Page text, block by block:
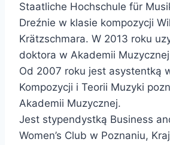
Staatliche Hochschule für
Dreźnie w klasie kompozycji
Krätzschmara. W 2013 roku
doktora w Akademii Muzycznej
Od 2007 roku jest asystentką
Kompozycji i Teorii Muzyki
Akademii Muzycznej.
Jest stypendystką Business
Women’s Club w Poznaniu,